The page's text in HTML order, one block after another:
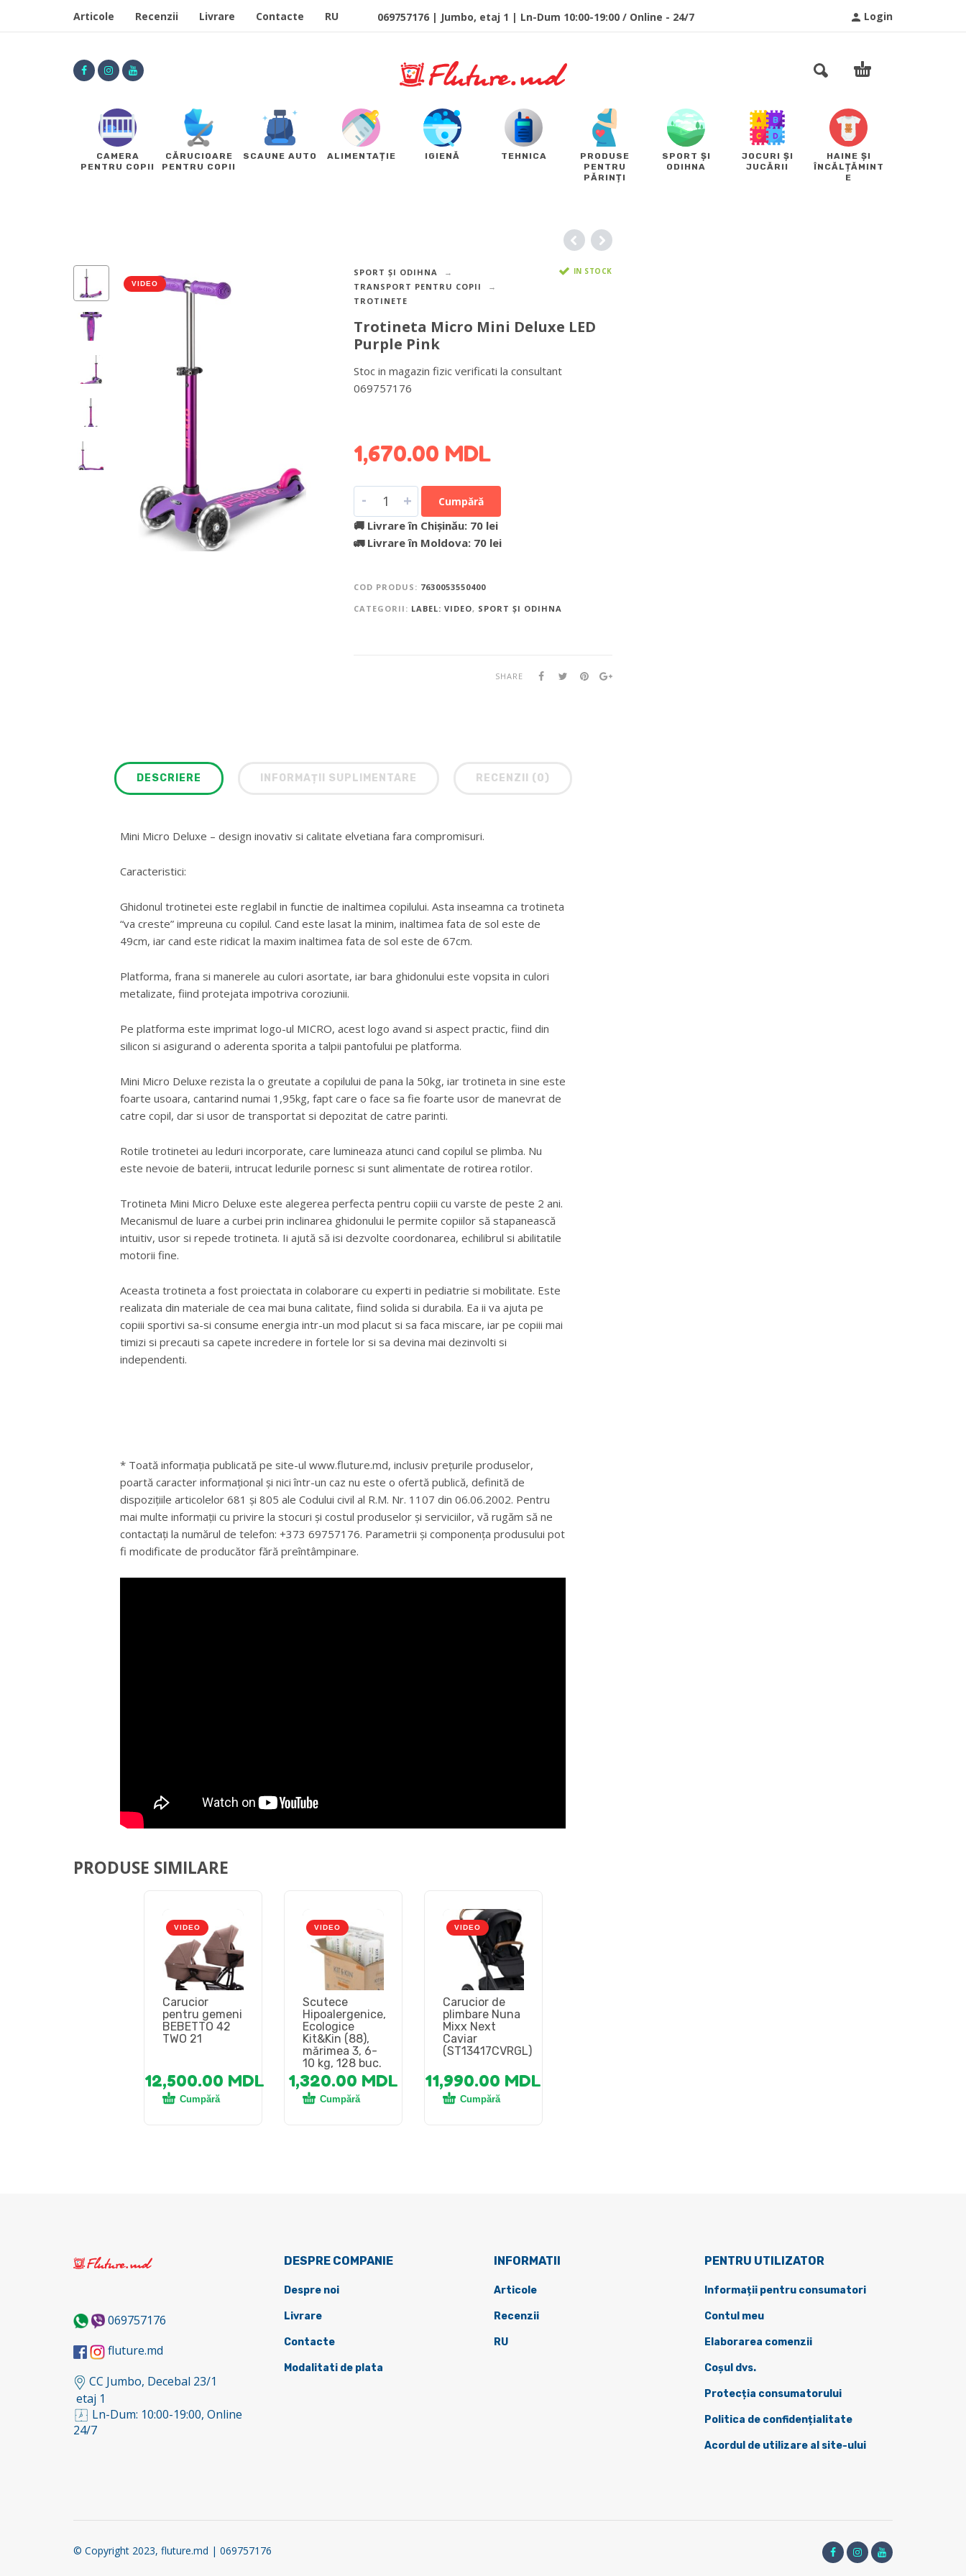
Login
Articole Recenzii Livrare Contacte RU 069757176 | Jumbo, etaj 1 | Ln-Dum 10:00-19:00 / Online - 24/7
CAMERA
PENTRU COPII
CĂRUCIOARE
PENTRU COPII
SCAUNE AUTO ALIMENTAȚIE IGIENĂ TEHNICA
PRODUSE
PENTRU
PĂRINȚI
SPORT ȘI
ODIHNA
JOCURI ȘI
JUCĂRII
HAINE ȘI
ÎNCĂLȚĂMINT
E
VIDEO
SPORT ȘI ODIHNA
TRANSPORT PENTRU COPII
TROTINETE
IN STOCK
Trotineta Micro Mini Deluxe LED
Purple Pink
Stoc in magazin fizic verificati la consultant
069757176
1,670.00 MDL
- + Cumpără
🚚 Livrare în Chișinău: 70 lei
🚛 Livrare în Moldova: 70 lei
COD PRODUS: 7630053550400
CATEGORII: LABEL: VIDEO, SPORT ȘI ODIHNA
SHARE
DESCRIERE INFORMAȚII SUPLIMENTARE RECENZII (0)
Mini Micro Deluxe – design inovativ si calitate elvetiana fara compromisuri.
Caracteristici:
Ghidonul trotinetei este reglabil in functie de inaltimea copilului. Asta inseamna ca trotineta
“va creste” impreuna cu copilul. Cand este lasat la minim, inaltimea fata de sol este de
49cm, iar cand este ridicat la maxim inaltimea fata de sol este de 67cm.
Platforma, frana si manerele au culori asortate, iar bara ghidonului este vopsita in culori
metalizate, fiind protejata impotriva coroziunii.
Pe platforma este imprimat logo-ul MICRO, acest logo avand si aspect practic, fiind din
silicon si asigurand o aderenta sporita a talpii pantofului pe platforma.
Mini Micro Deluxe rezista la o greutate a copilului de pana la 50kg, iar trotineta in sine este
foarte usoara, cantarind numai 1,95kg, fapt care o face sa fie foarte usor de manevrat de
catre copil, dar si usor de transportat si depozitat de catre parinti.
Rotile trotinetei au leduri incorporate, care lumineaza atunci cand copilul se plimba. Nu
este nevoie de baterii, intrucat ledurile pornesc si sunt alimentate de rotirea rotilor.
Trotineta Mini Micro Deluxe este alegerea perfecta pentru copiii cu varste de peste 2 ani.
Mecanismul de luare a curbei prin inclinarea ghidonului le permite copiilor să stapanească
intuitiv, usor si repede trotineta. Ii ajută să isi dezvolte coordonarea, echilibrul si abilitatile
motorii fine.
Aceasta trotineta a fost proiectata in colaborare cu experti in pediatrie si mobilitate. Este
realizata din materiale de cea mai buna calitate, fiind solida si durabila. Ea ii va ajuta pe
copiii sportivi sa-si consume energia intr-un mod placut si sa faca miscare, iar pe copiii mai
timizi si precauti sa capete incredere in fortele lor si sa devina mai dezinvolti si
independenti.
* Toată informația publicată pe site-ul www.fluture.md, inclusiv prețurile produselor,
poartă caracter informațional și nici într-un caz nu este o ofertă publică, definită de
dispozițiile articolelor 681 și 805 ale Codului civil al R.M. Nr. 1107 din 06.06.2002. Pentru
mai multe informații cu privire la stocuri și costul produselor și serviciilor, vă rugăm să ne
contactați la numărul de telefon: +373 69757176. Parametrii și componența produsului pot
fi modificate de producător fără preîntâmpinare.
PRODUSE SIMILARE
VIDEO
Carucior
pentru gemeni
BEBETTO 42
TWO 21
12,500.00 MDL
Cumpără
VIDEO
Scutece
Hipoalergenice,
Ecologice
Kit&Kin (88),
mărimea 3, 6-
10 kg, 128 buc.
1,320.00 MDL
Cumpără
VIDEO
Carucior de
plimbare Nuna
Mixx Next
Caviar
(ST13417CVRGL)
11,990.00 MDL
Cumpără
069757176
fluture.md
CC Jumbo, Decebal 23/1
etaj 1
Ln-Dum: 10:00-19:00, Online
24/7
DESPRE COMPANIE
Despre noi
Livrare
Contacte
Modalitati de plata
INFORMATII
Articole
Recenzii
RU
PENTRU UTILIZATOR
Informații pentru consumatori
Contul meu
Elaborarea comenzii
Coșul dvs.
Protecția consumatorului
Politica de confidențialitate
Acordul de utilizare al site-ului
© Copyright 2023, fluture.md | 069757176